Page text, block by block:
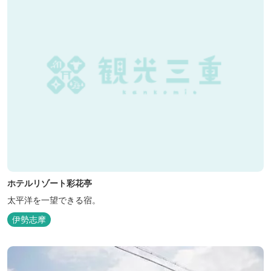
ホテルリゾート彩花亭
太平洋を一望できる宿。
伊勢志摩